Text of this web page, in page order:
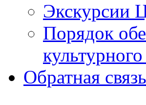
Экскурсии
Порядок
Обратная связь